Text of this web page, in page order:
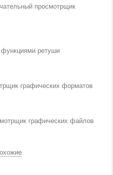
просмотрщик
ретуши
графических форматов
графических файлов